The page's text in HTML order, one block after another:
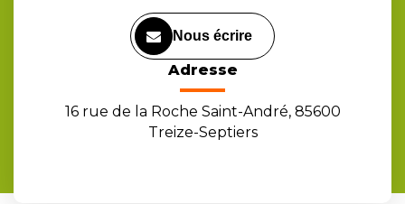
Nous écrire
Adresse
16 rue de la Roche Saint-André, 85600
Treize-Septiers